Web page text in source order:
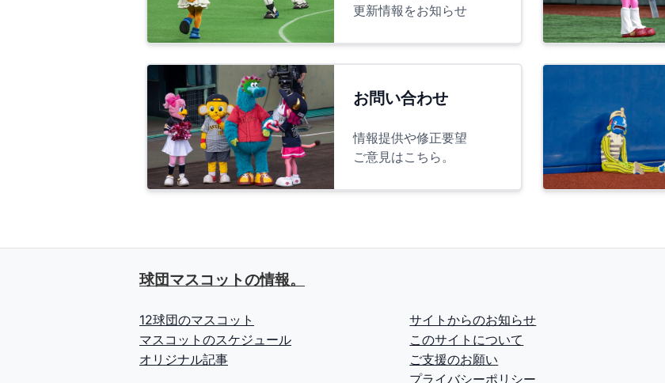
更新情報をお知らせ
お問い合わせ
情報提供や修正要望
ご意見はこちら。
球団マスコットの情報。
12球団のマスコット
マスコットのスケジュール
オリジナル記事
サイトからのお知らせ
このサイトについて
ご支援のお願い
プライバシーポリシー